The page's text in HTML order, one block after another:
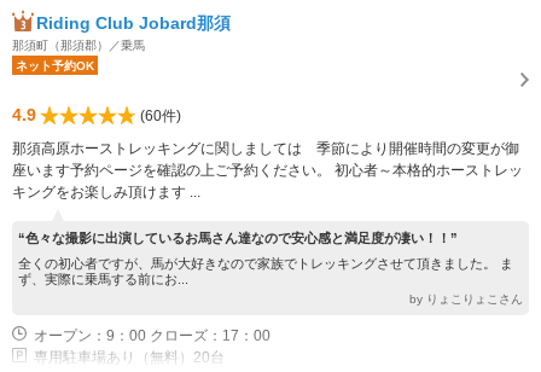
Riding Club Jobard那須
那須町（那須郡）／乗馬
ネット予約OK
4.9
(60件)
那須高原ホーストレッキングに関しましては 季節により開催時間の変更が御
座います予約ページを確認の上ご予約ください。 初心者～本格的ホーストレッ
キングをお楽しみ頂けます ...
“色々な撮影に出演しているお馬さん達なので安心感と満足度が凄い！！”
全くの初心者ですが、馬が大好きなので家族でトレッキングさせて頂きました。 ま
ず、実際に乗馬する前にお...
by りょこりょこさん
オープン：9：00 クローズ：17：00
専用駐車場あり（無料）20台